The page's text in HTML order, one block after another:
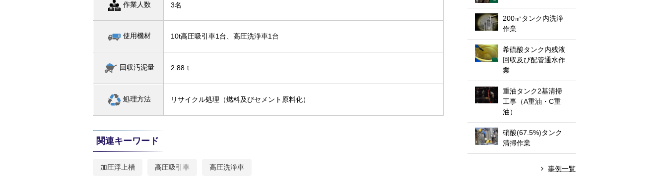
作業人数 3名
使用機材 10t高圧吸引車1台、高圧洗浄車1台
回収汚泥量 2.88ｔ
処理方法 リサイクル処理（燃料及びセメント原料化）
関連キーワード
加圧浮上槽 高圧吸引車 高圧洗浄車
200㎥タンク内洗浄
作業
希硫酸タンク内残液
回収及び配管通水作
業
重油タンク2基清掃
工事（A重油・C重
油）
硝酸(67.5%)タンク
清掃作業
事例一覧